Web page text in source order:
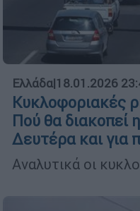
Ελλάδα|18.01.2026
Κυκλοφοριακές
Πού θα διακοπεί
Δευτέρα και για
Αναλυτικά οι